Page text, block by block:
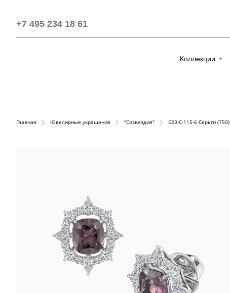
+7 495 234 18 61
Коллекции
Главная Ювелирные украшения "Созвездия" E23-C-115-6 Серьги (750)